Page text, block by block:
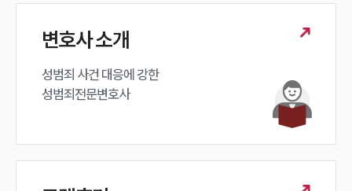
변호사 소개
성범죄 사건 대응에 강한
성범죄전문변호사